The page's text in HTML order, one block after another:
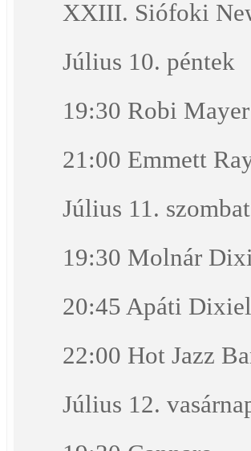
XXIII. Siófoki
Július 10. péntek
19:30 Robi
21:00 Emmett
Július 11. szombat
19:30 Molnár
20:45 Apáti
22:00 Hot Jazz
Július 12.